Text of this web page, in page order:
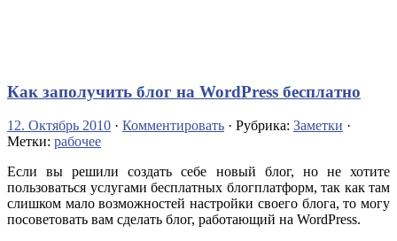
Как заполучить блог на WordPress бесплатно
12. Октябрь 2010 · Комментировать · Рубрика: Заметки ·
Метки: рабочее
Если вы решили создать себе новый блог, но не хотите
пользоваться услугами бесплатных блогплатформ, так как там
слишком мало возможностей настройки своего блога, то могу
посоветовать вам сделать блог, работающий на WordPress.